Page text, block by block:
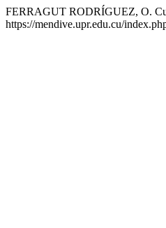
FERRAGUT RODRÍGUEZ, O.
https://mendive.upr.edu.cu/